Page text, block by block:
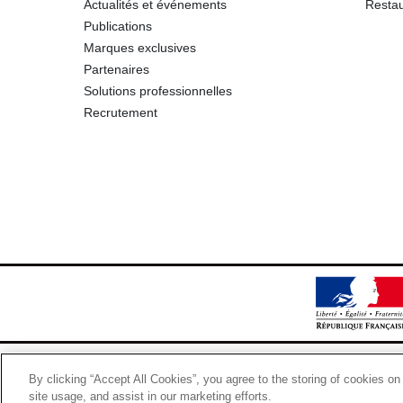
Actualités et événements
Publications
Marques exclusives
Partenaires
Solutions professionnelles
Recrutement
By clicking “Accept All Cookies”, you agree to the storing of cookies
site usage, and assist in our marketing efforts.